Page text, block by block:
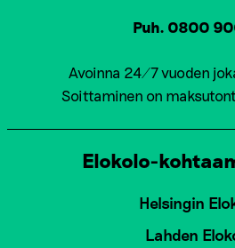
Puh. 0800
Avoinna 24/7 vuoden
Soittaminen on
Elokolo-
Helsingin
Lahden